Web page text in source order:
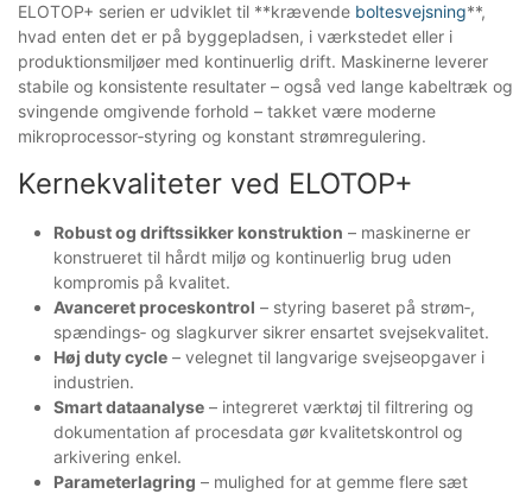
ELOTOP+ serien er udviklet til **krævende boltesvejsning**,
hvad enten det er på byggepladsen, i værkstedet eller i
produktionsmiljøer med kontinuerlig drift. Maskinerne leverer
stabile og konsistente resultater – også ved lange kabeltræk og
svingende omgivende forhold – takket være moderne
mikroprocessor‑styring og konstant strømregulering.
Kernekvaliteter ved ELOTOP+
Robust og driftssikker konstruktion – maskinerne er
konstrueret til hårdt miljø og kontinuerlig brug uden
kompromis på kvalitet.
Avanceret proceskontrol – styring baseret på strøm‑,
spændings‑ og slagkurver sikrer ensartet svejsekvalitet.
Høj duty cycle – velegnet til langvarige svejseopgaver i
industrien.
Smart dataanalyse – integreret værktøj til filtrering og
dokumentation af procesdata gør kvalitetskontrol og
arkivering enkel.
Parameterlagring – mulighed for at gemme flere sæt